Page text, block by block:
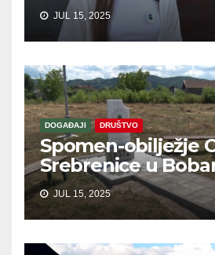
JUL 15, 2025
DOGAĐAJI DRUŠTVO
Spomen-obilježje
Srebrenice u
JUL 15, 2025